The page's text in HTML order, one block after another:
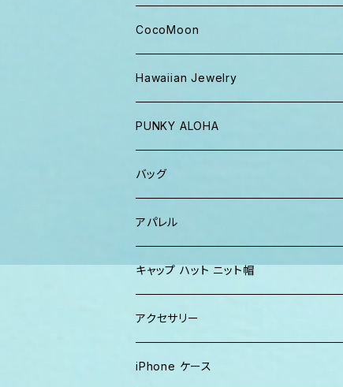
パンツ
Tシャツ、ロンT
半袖シャツ
ショーツ、短パン
パーカー、スウェット
ポーチ
バッグ
iPhoneケース
その他
タオル
CocoMoon
おくるみ
おくるみ&スタイ ギフト
マスク
ガウン&帽子セット
Hawaiian Jewelry
PUNKY ALOHA
トートバッグ・ポーチ
ハンカチタオル
ワンピース
バッグ
ポーチ
巾着バッグ
トートバッグ
2WAYバッグ
アパレル
キッズ
キャップ
Tシャツ
レディース
ソックス
メンズ
キャップ ハット ニット帽
アクセサリー
Lani Hawaii Jewelry
iPhone ケース